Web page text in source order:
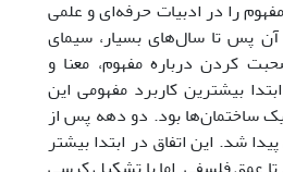
را در ادبیات حرفه‌ای و علمی
پس تا سال‌های بسیار، سیمای
کردن درباره مفهوم، معنا و
بیشترین کاربرد مفهومی این
ساختمان‌ها بود. دو دهه پس از
شد. این اتفاق در ابتدا بیشتر